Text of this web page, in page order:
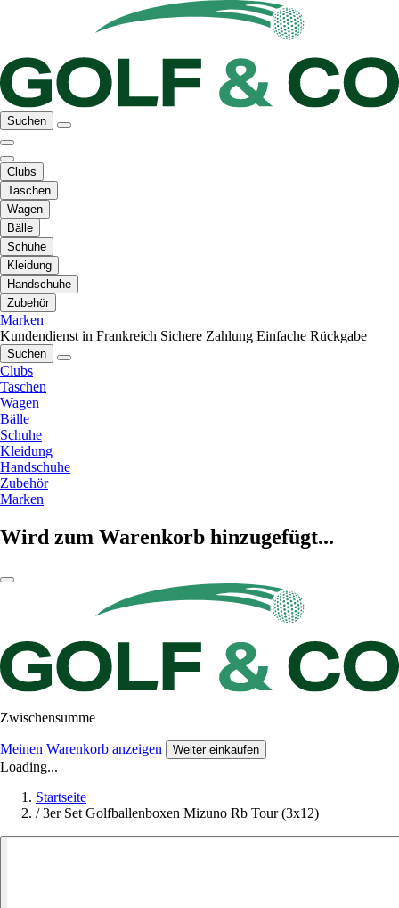
Suchen
Clubs
Taschen
Wagen
Bälle
Schuhe
Kleidung
Handschuhe
Zubehör
Marken
Kundendienst in Frankreich Sichere Zahlung Einfache Rückgabe
Suchen
Clubs
Taschen
Wagen
Bälle
Schuhe
Kleidung
Handschuhe
Zubehör
Marken
Wird zum Warenkorb hinzugefügt...
Zwischensumme
Meinen Warenkorb anzeigen Weiter einkaufen
Loading...
Startseite
/ 3er Set Golfballenboxen Mizuno Rb Tour (3x12)